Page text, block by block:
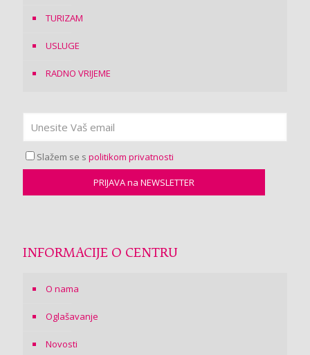
TURIZAM
USLUGE
RADNO VRIJEME
Slažem se s politikom privatnosti
INFORMACIJE O CENTRU
O nama
Oglašavanje
Novosti